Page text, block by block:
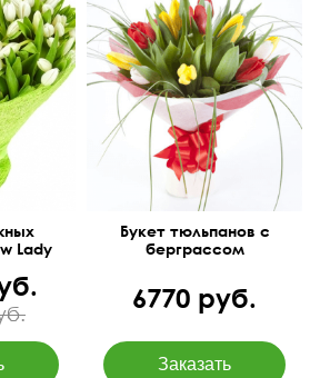
Lady
45 см 35 см
Букет тюльпанов с
берграссом
6770 руб.